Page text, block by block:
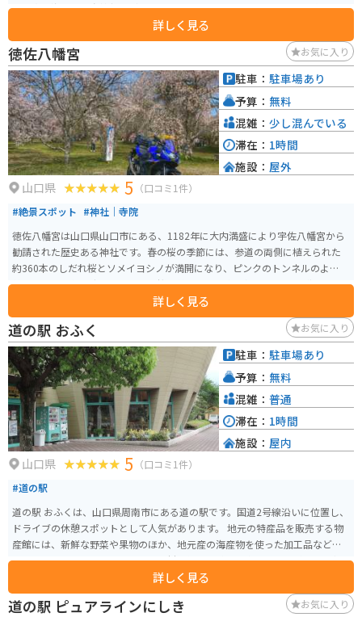
ド、真玉海岸、粟島神社なども合わせて回ると良いです。近くにいい宿泊場
所が少ないので、宿泊するなら大分市や別府を拠点にして訪れることをオス
スメします。
詳しく見る
徳佐八幡宮 お気に入り
山口県 5 （口コミ1件）
#絶景スポット #神社｜寺院
徳佐八幡宮は山口県山口市にある、1182年に大内満盛により宇佐八幡宮から
勧請された歴史ある神社です。春の桜の季節には、参道の両側に植えられた
約360本のしだれ桜とソメイヨシノが満開になり、ピンクのトンネルのように
美しい景色を作り出します。この桜の美しさは県内屈指とされ、近隣はもち
ろん県外からも多くの花見客が訪れる名所です。神社の境内では、八幡大神
をはじめ、宗像三神や祓神、医薬神が祀られています。道中も田舎道で信号
も少なく気持ちよくツーリングする事ができます。
詳しく見る
駐車： 駐車場あり
予算： 無料
混雑： 少し混んでいる
滞在： 1時間
施設： 屋外
道の駅 おふく お気に入り
山口県 5 （口コミ1件）
#道の駅
道の駅 おふくは、山口県周南市にある道の駅です。国道2号線沿いに位置し、
ドライブの休憩スポットとして人気があります。 地元の特産品を販売する物
産館には、新鮮な野菜や果物のほか、地元産の海産物を使った加工品などが
並びます。レストランでは、地元食材を使った料理を楽しむことができ、中で
も「ふくの唐揚げ定食」は、道の駅おふくの名物として人気です。 バイクで
訪れる場合、道の駅には広い駐車場が完備されているので安心です。また、
道の駅おふくは、周南市の海岸線に近い場所に位置しており、周辺には美し
詳しく見る
駐車： 駐車場あり
予算： 無料
混雑： 普通
滞在： 1時間
施設： 屋内
道の駅 ピュアラインにしき お気に入り